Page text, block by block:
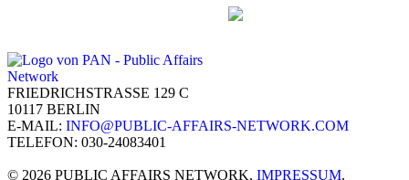
FRIEDRICHSTRASSE 129 C
10117 BERLIN
E-MAIL: INFO@PUBLIC-AFFAIRS-NETWORK.COM
TELEFON: 030-24083401
© 2026 PUBLIC AFFAIRS NETWORK, IMPRESSUM,